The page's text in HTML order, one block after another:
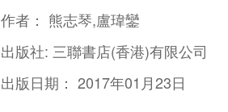
作者： 熊志琴,盧瑋鑾
出版社: 三聯書店(香港)有限公司
出版日期：2017年01月23日